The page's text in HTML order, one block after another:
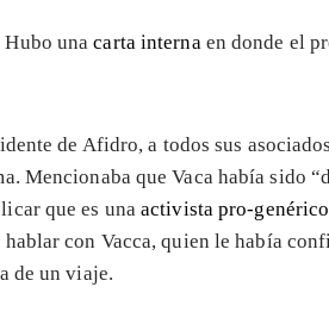
Hubo unacarta interna en donde el
de Afidro, a todos sus
Mencionaba que Vaca había sido
que es unaactivista pro-
con Vacca, quien le había
de un viaje.